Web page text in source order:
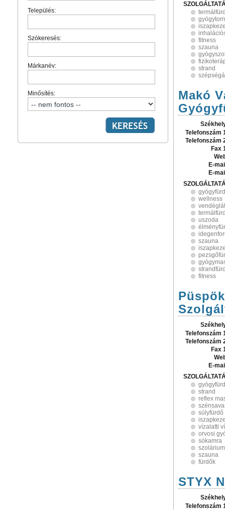
Település:
Szókeresés:
Márkanév:
Minősítés:
fitness
szauna
strand
Makó
Telefonszám
Telefonszám
Fax
E-
E-
wellness
uszoda
szauna
fitness
Telefonszám
Telefonszám
Fax
E-
strand
reflex
súlyfürdő
vízalatti
orvosi
sókamra
szolárium
szauna
fürdők
STYX
Telefonszám